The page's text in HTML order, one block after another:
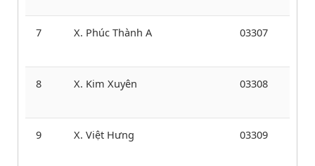
7 X. Phúc Thành A 03307
8 X. Kim Xuyên 03308
9 X. Việt Hưng 03309